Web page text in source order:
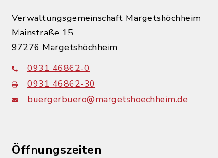
Verwaltungsgemeinschaft Margetshöchheim
Mainstraße 15
97276 Margetshöchheim
0931 46862-0
0931 46862-30
buergerbuero@margetshoechheim.de
Öffnungszeiten